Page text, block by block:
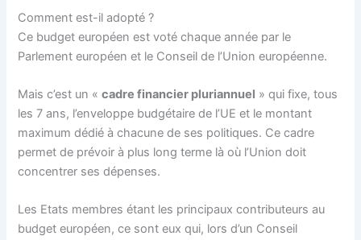
Comment est-il adopté ?
Ce budget européen est voté chaque année par le
Parlement européen et le Conseil de l’Union européenne.
Mais c’est un «cadre financier pluriannuel » qui fixe, tous
les 7 ans, l’enveloppe budgétaire de l’UE et le montant
maximum dédié à chacune de ses politiques. Ce cadre
permet de prévoir à plus long terme là où l’Union doit
concentrer ses dépenses.
Les Etats membres étant les principaux contributeurs au
budget européen, ce sont eux qui, lors d’un Conseil